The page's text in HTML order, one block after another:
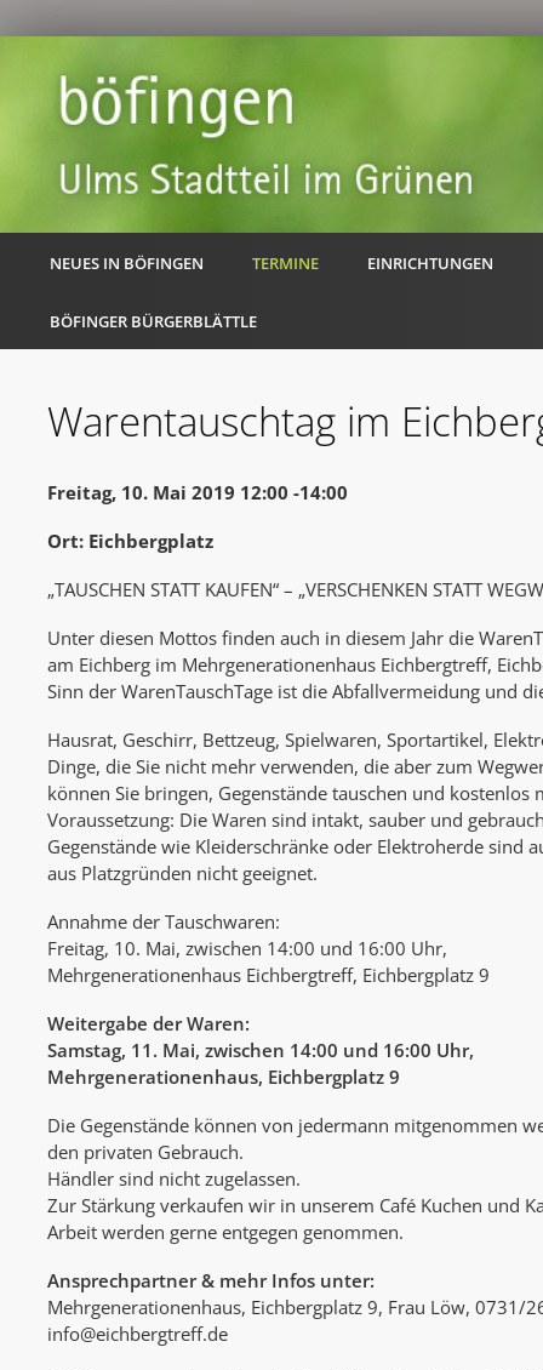
NEUES IN BÖFINGEN TERMINE EINRICHTUNGEN
BÖFINGER BÜRGERBLÄTTLE
Warentauschtag im
Freitag, 10. Mai 2019 12:00 -14:00
Ort: Eichbergplatz
„TAUSCHEN STATT KAUFEN“ – „VERSCHENKEN STATT
Unter diesen Mottos finden auch in diesem Jahr die
am Eichberg im Mehrgenerationenhaus Eichbergtreff,
Sinn der WarenTauschTage ist die Abfallvermeidung und
Hausrat, Geschirr, Bettzeug, Spielwaren, Sportartikel,
Dinge, die Sie nicht mehr verwenden, die aber zum
können Sie bringen, Gegenstände tauschen und kostenlos
Voraussetzung: Die Waren sind intakt, sauber und
Gegenstände wie Kleiderschränke oder Elektroherde sind
aus Platzgründen nicht geeignet.
Annahme der Tauschwaren:
Freitag, 10. Mai, zwischen 14:00 und 16:00 Uhr,
Mehrgenerationenhaus Eichbergtreff, Eichbergplatz 9
Weitergabe der Waren:
Samstag, 11. Mai, zwischen 14:00 und 16:00 Uhr,
Mehrgenerationenhaus, Eichbergplatz 9
Die Gegenstände können von jedermann mitgenommen
den privaten Gebrauch.
Händler sind nicht zugelassen.
Zur Stärkung verkaufen wir in unserem Café Kuchen und
Arbeit werden gerne entgegen genommen.
Ansprechpartner & mehr Infos unter:
Mehrgenerationenhaus, Eichbergplatz 9, Frau Löw, 0731/
info@eichbergtreff.de